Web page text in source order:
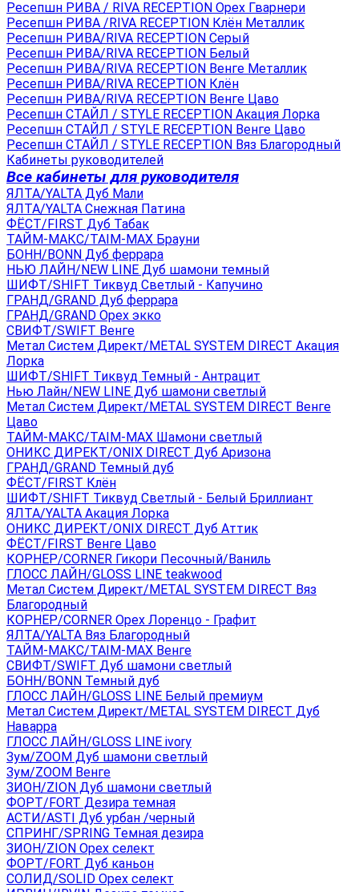
Ресепшн РИВА / RIVA RECEPTION Орех Гварнери
Ресепшн РИВА /RIVA RECEPTION Клён Металлик
Ресепшн РИВА/RIVA RECEPTION Серый
Ресепшн РИВА/RIVA RECEPTION Белый
Ресепшн РИВА/RIVA RECEPTION Венге Металлик
Ресепшн РИВА/RIVA RECEPTION Клён
Ресепшн РИВА/RIVA RECEPTION Венге Цаво
Ресепшн СТАЙЛ / STYLE RECEPTION Акация Лорка
Ресепшн СТАЙЛ / STYLE RECEPTION Венге Цаво
Ресепшн СТАЙЛ / STYLE RECEPTION Вяз Благородный
Кабинеты руководителей
Все кабинеты для руководителя
ЯЛТА/YALTA Дуб Мали
ЯЛТА/YALTA Снежная Патина
ФЁСТ/FIRST Дуб Табак
ТАЙМ-МАКС/TAIM-MAX Брауни
БОНН/BONN Дуб феррара
НЬЮ ЛАЙН/NEW LINE Дуб шамони темный
ШИФТ/SHIFT Тиквуд Светлый - Капучино
ГРАНД/GRAND Дуб феррара
ГРАНД/GRAND Орех экко
СВИФТ/SWIFT Венге
Метал Систем Директ/METAL SYSTEM DIRECT Акация
Лорка
ШИФТ/SHIFT Тиквуд Темный - Антрацит
Нью Лайн/NEW LINE Дуб шамони светлый
Метал Систем Директ/METAL SYSTEM DIRECT Венге
Цаво
ТАЙМ-МАКС/TAIM-MAX Шамони светлый
ОНИКС ДИРЕКТ/ONIX DIRECT Дуб Аризона
ГРАНД/GRAND Темный дуб
ФЁСТ/FIRST Клён
ШИФТ/SHIFT Тиквуд Светлый - Белый Бриллиант
ЯЛТА/YALTA Акация Лорка
ОНИКС ДИРЕКТ/ONIX DIRECT Дуб Аттик
ФЁСТ/FIRST Венге Цаво
КОРНЕР/CORNER Гикори Песочный/Ваниль
ГЛОСС ЛАЙН/GLOSS LINE teakwood
Метал Систем Директ/METAL SYSTEM DIRECT Вяз
Благородный
КОРНЕР/CORNER Орех Лоренцо - Графит
ЯЛТА/YALTA Вяз Благородный
ТАЙМ-МАКС/TAIM-MAX Венге
СВИФТ/SWIFT Дуб шамони светлый
БОНН/BONN Темный дуб
ГЛОСС ЛАЙН/GLOSS LINE Белый премиум
Метал Систем Директ/METAL SYSTEM DIRECT Дуб
Наварра
ГЛОСС ЛАЙН/GLOSS LINE ivory
Зум/ZOOM Дуб шамони светлый
Зум/ZOOM Венге
ЗИОН/ZION Дуб шамони светлый
ФОРТ/FORT Дезира темная
АСТИ/ASTI Дуб урбан /черный
СПРИНГ/SPRING Темная дезира
ЗИОН/ZION Орех селект
ФОРТ/FORT Дуб каньон
СОЛИД/SOLID Орех селект